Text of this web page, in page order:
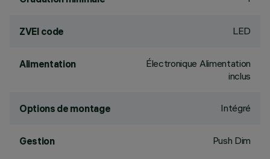
ZVEI code LED
Alimentation
Électronique Alimentation
inclus
Options de montage Intégré
Gestion Push Dim